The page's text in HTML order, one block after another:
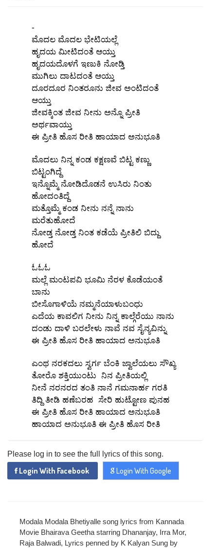
-
ಮೊದಲ ಮೊದಲ ಭೇಟಿಯಲ್ಲೆ
ಹೃದಯ ಮೀಟಿದಂತೆ ಆಯ್ತು
ಹೃದಯದೊಳಗೆ ಇಣುಕಿ ನೋಡ್ತಿ
ಮುಗಿಲು ದಾಟದಂತೆ ಆಯ್ತು
ದೂರದೂರ ನಿಂತರೂನು ಜೀವ ಅಂಟಿದಂತೆ
ಆಯ್ತು
ಜೀವಕ್ಕಿಂತ ಜೀವ ನೀನು ಅನ್ನೊ ಪ್ರೀತಿ
ಅರ್ಥವಾಯ್ತು
ಈ ಪ್ರೀತಿ ಹೊಸ ರೀತಿ ಹಾಯಾದ ಅನುಭೂತಿ
ಮೊದಲು ನಿನ್ನ ಕಂಡ ಕಕ್ಷಣವೆ ಬಿಟ್ಟ ಕಣ್ಣು
ಬಿಟ್ಟಂಗಿದ್ದೆ
ಇನ್ನೊಮ್ಮೆ ನೋಡಿದೊಡನೆ ಉಸಿರು ನಿಂತು
ಹೋದಂತಿದ್ದೆ
ಮತ್ತೊಮ್ಮೆ ಕಂಡ ನೀನು ನನ್ನೆ ನಾನು
ಮರೆತುಹೋದೆ
ನೋಡ್ತ ನೋಡ್ತ ನಿಂತ ಕಡೆಯೆ ಪ್ರೀತಿಲಿ ಬಿದ್ದು
ಹೋದೆ
ಓಓಓ
ಮಲ್ಲೆ ಮಂಟಪವಿ ಭೂಮಿ ನೆರಳ ಕೊಡೆಯಂತೆ
ಬಾನು
ಬೀಸೊಗಾಳಿಯೆ ನಮ್ಮನೆಯಾಳುಬಂಧು
ಎದೆಯ ಕಾವಲಿಗ ನೀನು ನಿನ್ನ ಕಾಲ್ಗೆರೆಯು ನಾನು
ದಂಡು ದಾಳಿ ಬರಲೇಳು ನಾವೆ ನವ ಸೈನ್ಯವಿನ್ನು
ಈ ಪ್ರೀತಿ ಹೊಸ ರೀತಿ ಹಾಯಾದ ಅನುಭೂತಿ
ಎಂಥ ನರಕದಲು ಸ್ವರ್ಗ ಬೆಂಕಿ ಜ್ವಾಲೆಯಲು ಸೌಖ್ಯ
ತೋರೊ ಶಕ್ತಿಯುಂಟು ನಿನ ಪ್ರೀತಿಯಲ್ಲಿ
ನೀನೆ ನರನರದ ತಂತಿ ನಾನೆ ಗಮನಾರ್ಹ ಗರತಿ
ತಿದ್ದಿ ತೀಡಿ ಹಣೆಬರಹ ಸೇರಿ ಹುಟ್ಟೋಣ ಪುನಹ
ಈ ಪ್ರೀತಿ ಹೊಸ ರೀತಿ ಹಾಯಾದ ಅನುಭೂತಿ
ಹಾಯಾದ ಅನುಭೂತಿ ಈ ಪ್ರೀತಿ ಹೊಸ ರೀತಿ
Please log in to see the full lyrics of this song.
Login With Facebook Login With Google
Modala Modala Bhetiyalle song lyrics from Kannada
Movie Bhairava Geetha starring Dhananjay, Irra Mor,
Raja Balwadi, Lyrics penned by K Kalyan Sung by
x
ADD COMMENT
x
LOGIN
Login With Google
x
REGISTER
REGISTER
FORGET
PASSWORD
SEND
x
PASSWORD
x
MANAGEMENT